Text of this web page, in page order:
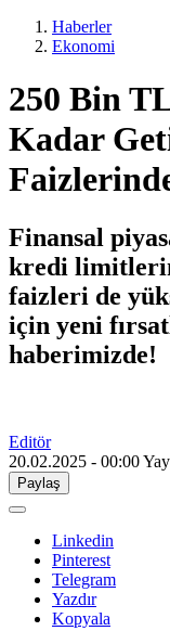
Haberler
Ekonomi
250 Bin
Kadar
Finansal
kredi
faizleri de
için yeni
haberimizde!
Editör
20.02.2025 - 00:00
Paylaş
Linkedin
Pinterest
Telegram
Yazdır
Kopyala